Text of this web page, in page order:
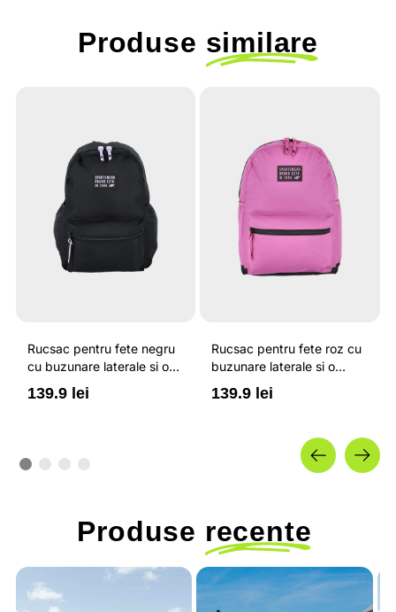
Produse similare
Rucsac pentru fete negru
cu buzunare laterale si o
capacitate de 16 litri 4F
JUNIOR
139.9 lei
Rucsac pentru fete roz cu
buzunare laterale si o
capacitate de 16 litri 4F
JUNIOR
139.9 lei
Produse recente